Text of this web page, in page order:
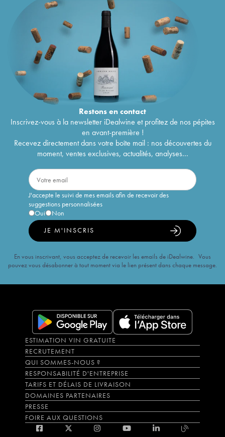
Restons encontact
Inscrivez-vous à la newsletter iDealwine et profitez de nos pépites
en avant-première !
Recevez directement dans votre boîte mail : nos découvertes du
moment, ventes exclusives, actualités, analyses...
J'accepte le suivi de mes emails afin de recevoir des
suggestions personnalisées
Oui
Non
JE M'INSCRIS
En vous inscrivant, vous acceptez de recevoir les emails de iDealwine. Vous
pouvez vous désabonner à tout moment via le lien présent dans chaque message.
ESTIMATION VIN GRATUITE
RECRUTEMENT
QUI SOMMES-NOUS ?
RESPONSABILITÉ D'ENTREPRISE
TARIFS ET DÉLAIS DE LIVRAISON
DOMAINES PARTENAIRES
PRESSE
FOIRE AUX QUESTIONS